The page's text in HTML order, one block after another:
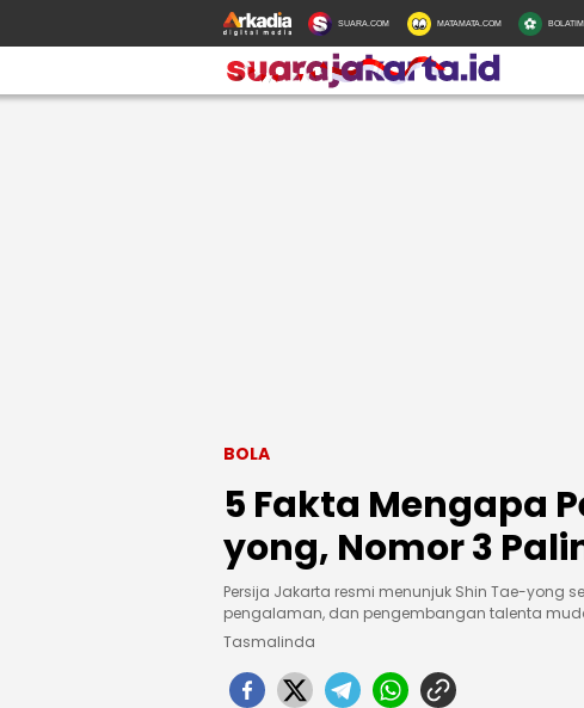
SUARA.COM MATAMATA.COM
BOLA
5 Fakta Mengapa
yong, Nomor 3
Persija Jakarta resmi menunjuk Shin Tae-yong
pengalaman, dan pengembangan talenta
Tasmalinda